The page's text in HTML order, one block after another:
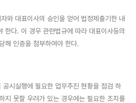
와 대표이사의 승인을 얻어 법정제출기한 내
한다. 이 경우 관련법규에 따라 대표이사등의
해 인증을 첨부하여야 한다.
공시실행에 필요한 업무추진 현황을 점검 하
지 못할 우려가 있는 경우에는 필요한 조치를